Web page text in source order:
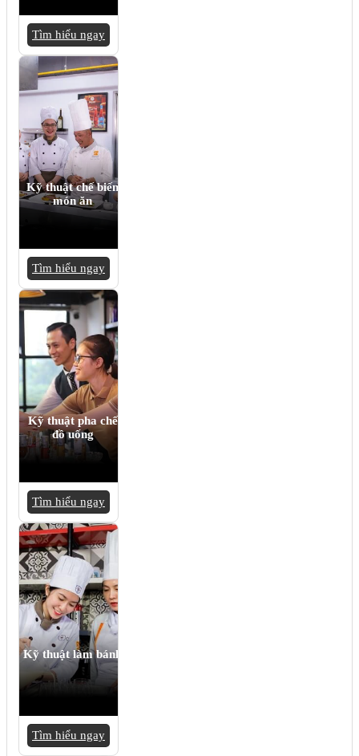
Tìm hiểu ngay
Kỹ thuật chế biến
món ăn
Tìm hiểu ngay
Kỹ thuật pha chế
đồ uống
Tìm hiểu ngay
Kỹ thuật làm bánh
Tìm hiểu ngay